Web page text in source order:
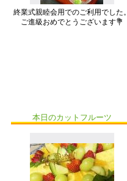
終業式親睦会用でのご利用でした。
ご進級おめでとうございます💐
本日のカットフルーツ